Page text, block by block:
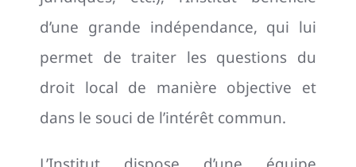
d’une grande indépendance, qui lui
permet de traiter les questions du
droit local de manière objective et
dans le souci de l’intérêt commun.